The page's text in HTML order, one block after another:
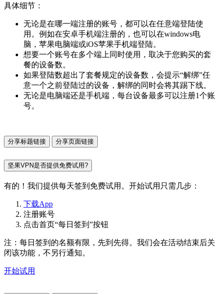
具体细节：
无论是在哪一端注册的账号，都可以在任意端登陆使
用。例如在安卓手机端注册的，也可以在windows电
脑，苹果电脑端或iOS苹果手机端登陆。
想要一个账号在多个端上同时使用，取决于您购买的套
餐的设备数。
如果登陆数超出了套餐规定的设备数，会提示“解绑”任
意一个之前登陆过的设备，解绑的同时会将其踢下线。
无论是电脑端还是手机端，每台设备最多可以注册1个账
号。
分享标题链接 分享页面链接
坚果VPN是否提供免费试用?
有的！我们提供每天签到免费试用。开始试用只需几步：
下载App
注册账号
点击首页“每日签到”按钮
注：每日签到的名额有限，先到先得。我们会在活动结束后关
闭该功能，不另行通知。
开始试用